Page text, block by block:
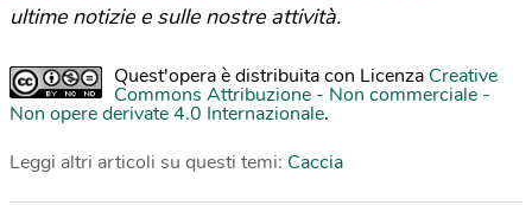
ultime notizie e sulle nostre attività.
Quest'opera è distribuita con Licenza Creative
Commons Attribuzione - Non commerciale -
Non opere derivate 4.0 Internazionale.
Leggi altri articoli su questi temi: Caccia